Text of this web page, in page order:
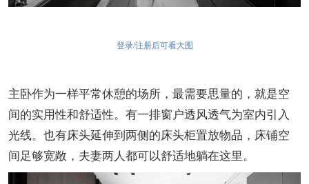
登录/注册后可看大图
主卧作为一样平常休憩的场所，最需要思量的，就是空
间的实用性和舒适性。有一排窗户透风透气为室内引入
光线。也有床头延伸到两侧的床头柜置放物品，床铺空
间足够宽敞，夫妻两人都可以舒适地躺在这里。